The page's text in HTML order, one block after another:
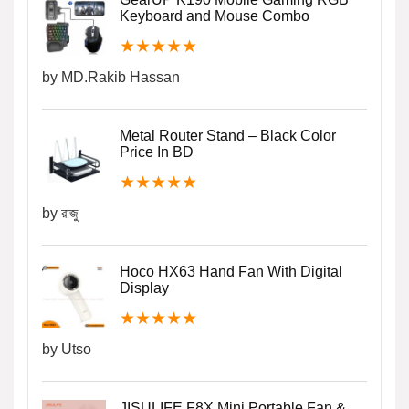
Keyboard and Mouse Combo
★★★★★
by MD.Rakib Hassan
Metal Router Stand – Black Color
Price In BD
★★★★★
by রাজু
Hoco HX63 Hand Fan With Digital
Display
★★★★★
by Utso